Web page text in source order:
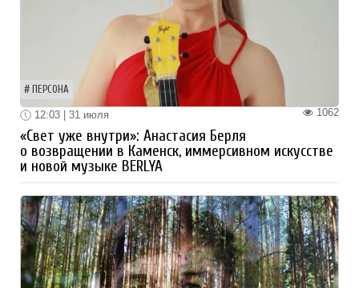
ПЕРСОНА
1062
12:03 | 31 июля
«Свет уже внутри»: Анастасия Берля
о возвращении в Каменск, иммерсивном искусстве
и новой музыке BERLYA